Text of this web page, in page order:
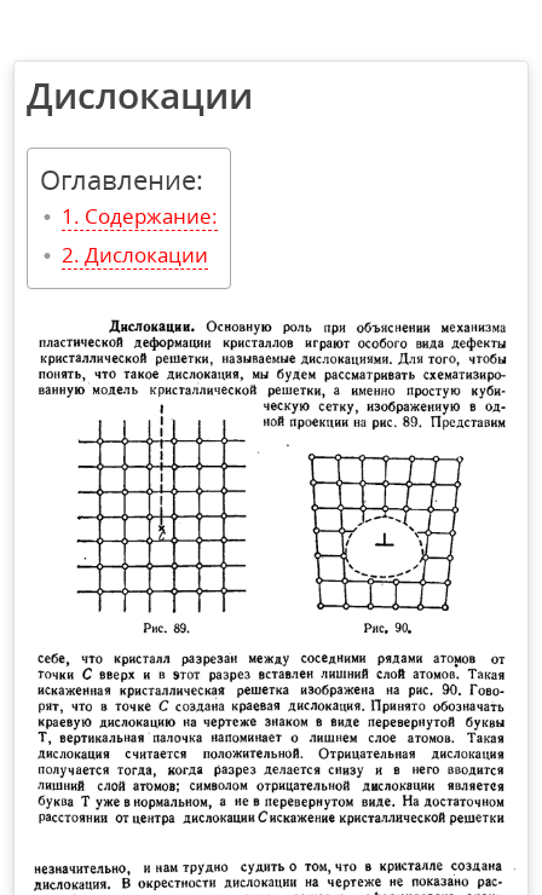
Дислокации
Оглавление:
Содержание:
Дислокации